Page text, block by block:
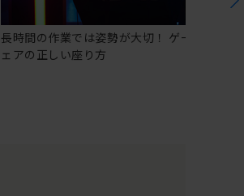
長時間の作業では姿勢が大切！ ゲーミングチ
ェアの正しい座り方